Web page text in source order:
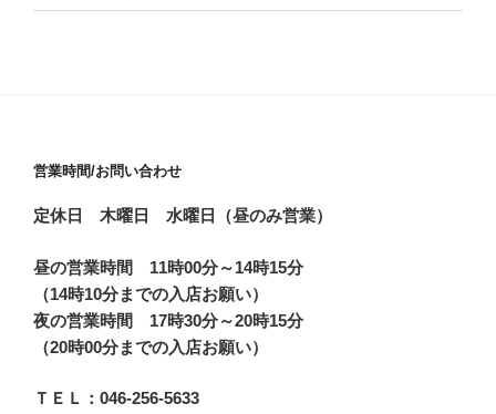
営業時間/お問い合わせ
定休日 木曜日 水曜日（昼のみ営業）
昼の営業時間 11時00分～14時15分
（14時10分までの入店お願い）
夜の営業時間 17時30分～20時15分
（20時00分までの入店お願い）
ＴＥＬ：046-256-5633